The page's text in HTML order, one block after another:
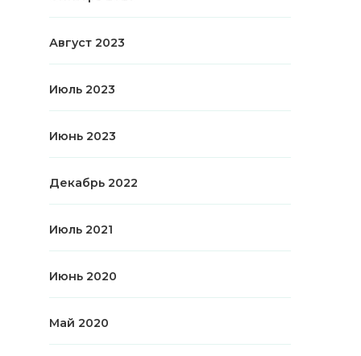
Август 2023
Июль 2023
Июнь 2023
Декабрь 2022
Июль 2021
Июнь 2020
Май 2020